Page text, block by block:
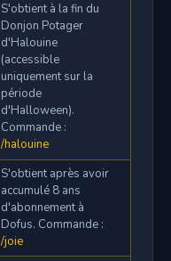
S'obtient à la fin du
Donjon Potager
d'Halouine
(accessible
uniquement sur la
période
d'Halloween).
Commande :
/halouine
S'obtient après avoir
accumulé 8 ans
d'abonnement à
Dofus. Commande :
/joie